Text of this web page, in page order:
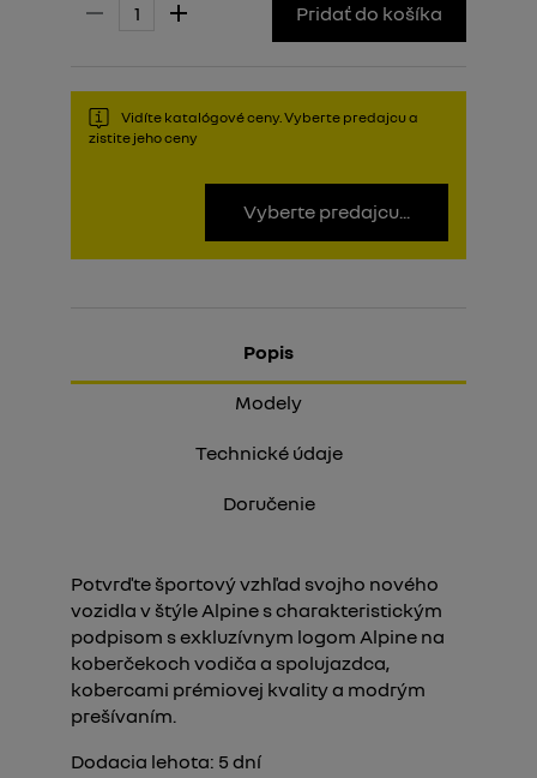
Pridať do košíka
Vidíte katalógové ceny. Vyberte predajcu a
zistite jeho ceny
Vyberte predajcu...
Popis
Modely
Technické údaje
Doručenie
Potvrďte športový vzhľad svojho nového
vozidla v štýle Alpine s charakteristickým
podpisom s exkluzívnym logom Alpine na
koberčekoch vodiča a spolujazdca,
kobercami prémiovej kvality a modrým
prešívaním.
Dodacia lehota: 5 dní